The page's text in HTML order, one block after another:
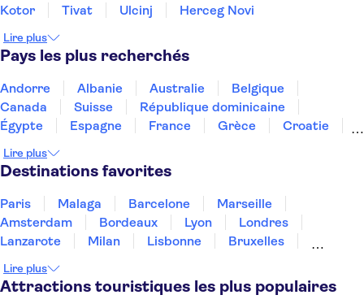
Kotor
Tivat Ulcinj Herceg Novi
Lire plus
Pays les plus recherchés
Andorre Albanie Australie
Belgique
Canada
Suisse
République dominicaine
Égypte
Espagne France Grèce
Croatie
Thaïlande
Tunisie
Lire plus
Destinations favorites
Paris Malaga Barcelone
Marseille
Amsterdam
Bordeaux Lyon
Londres
Lanzarote
Milan Lisbonne
Bruxelles
Dubai
Minorque Copenhague Montpellier
Lire plus
Attractions touristiques les plus populaires